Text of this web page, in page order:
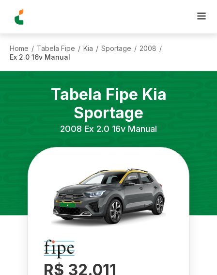
Home / Tabela Fipe / Kia / Sportage / 2008 /
Ex 2.0 16v Manual
Tabela Fipe Kia
Sportage
2008 Ex 2.0 16v Manual
R$ 32.011